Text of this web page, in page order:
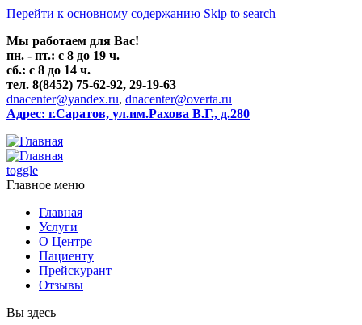
Перейти к основному содержанию Skip to search
Мы работаем для Вас!
пн. - пт.: с 8 до 19 ч.
сб.: с 8 до 14 ч.
тел. 8(8452) 75-62-92, 29-19-63
dnacenter@yandex.ru, dnacenter@overta.ru
Адрес: г.Саратов, ул.им.Рахова В.Г., д.280
toggle
Главное меню
Главная
Услуги
О Центре
Пациенту
Прейскурант
Отзывы
Вы здесь